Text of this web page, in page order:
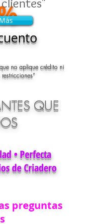
no aplique crédito ni
QUE
• Perfecta
de Criadero
preguntas